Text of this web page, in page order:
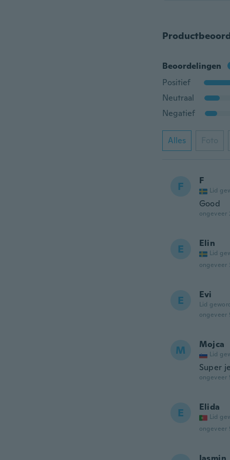
Beoordelingen
Positief
Neutraal
Negatief
Alles Foto
F F
Lid
Good
ongeveer
E Elin
Lid
ongeveer
E Evi
Lid
ongeveer
M Mojca
Lid
Super
ongeveer
E Elida
Lid
ongeveer